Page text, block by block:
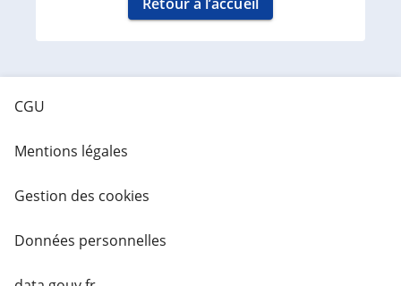
CGU
Mentions légales
Gestion des cookies
Données personnelles